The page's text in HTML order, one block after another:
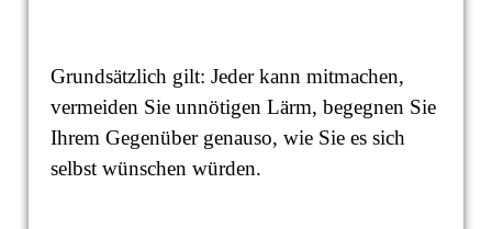
Grundsätzlich gilt: Jeder kann mitmachen,
vermeiden Sie unnötigen Lärm, begegnen Sie
Ihrem Gegenüber genauso, wie Sie es sich
selbst wünschen würden.